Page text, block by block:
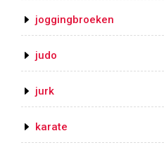
joggingbroeken
judo
jurk
karate